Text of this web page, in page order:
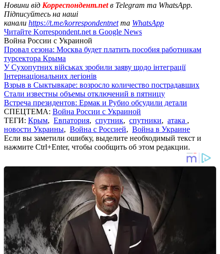
Новини від Корреспондент.netв Telegram та WhatsApp.
Підписуйтесь на наші
канали https://t.me/korrespondentnetта WhatsApp
Читайте Korrespondent.net в Google News
Война России с Украиной
Провал сезона: Москва будет платить пособия работникам
турсектора Крыма
У Сухопутних військах зробили заяву щодо інтеграції
Інтернаціональних легіонів
Взрыв в Сыктывкаре: возросло количество пострадавших
Стали известны объемы отключений в пятницу
Встреча президентов: Ермак и Рубио обсудили детали
СПЕЦТЕМА: Война России с Украиной
ТЕГИ: Крым, Евпатория, спутник, спутники, атака ,
новости Украины, Война с Россией, Война в Украине
Если вы заметили ошибку, выделите необходимый текст и
нажмите Ctrl+Enter, чтобы сообщить об этом редакции.